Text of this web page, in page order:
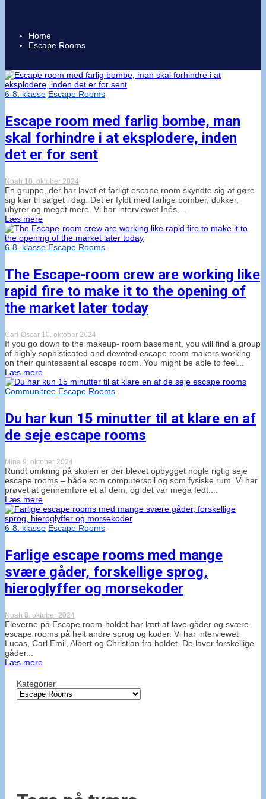
Home
Escape Rooms
6-8. klasse Escape Rooms
Escape room med farlig bombe, man
skal forhindre i at eksplodere, inden
det er for sent
Noah 10. oktober 2024
En gruppe, der har lavet et farligt escape room skyndte sig at gøre
sig klar til salget i dag. Det er fyldt med farlige bomber, dukker,
uhyrer og meget mere. Vi har interviewet Inés,...
Læs mere
6-8. klasse Escape Rooms
The Escape-room crew are working like
rapid fire to make it to the opening of
the market later today
Carl-Oscar 10. oktober 2024
If you go down to the makeup- room basement, you will find a group
of highly sophisticated and devoted escape room makers working
on their quintessential escape room. You might be able to feel...
Læs mere
Communitree Escape Rooms
Du har kun 15 minutter til at klare en af
de seje escape rooms
Mina 9. oktober 2024
Rundt omkring på skolen er der blevet opbygget nogle rigtig seje
escape rooms – både som computerspil og som fysiske rum. Vi har
prøvet at gennemføre et af dem, og det var mega fedt....
Læs mere
6-8. klasse Escape Rooms
Farlige escape rooms med mange
svære gåder, forskellige sprog,
hieroglyffer og morsekoder
Noah 8. oktober 2024
Eleverne på Escape room-holdet har lært at lave gåder og svære
escape rooms på helt andre sprog og koder. Vi har interviewet
Lucas, Carl Emil, Albert og Christian fra holdet. De laver forskellige
gåder...
Læs mere
Kategorier